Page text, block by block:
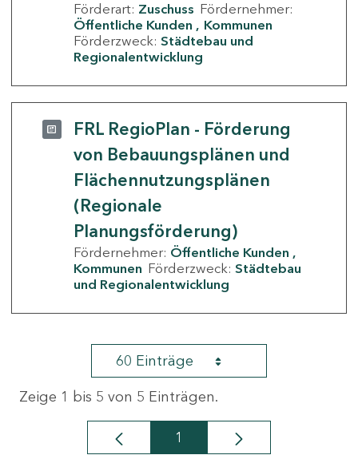
Förderart: Zuschuss Fördernehmer:
Öffentliche Kunden
Kommunen
Förderzweck: Städtebau und
Regionalentwicklung
FRL RegioPlan - Förderung
von Bebauungsplänen und
Flächennutzungsplänen
(Regionale
Planungsförderung)
Fördernehmer: Öffentliche Kunden
Kommunen Förderzweck: Städtebau
und Regionalentwicklung
60 Einträge
Zeige 1 bis 5 von 5 Einträgen.
Seite
1